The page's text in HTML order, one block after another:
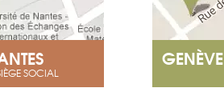
SOCIAL
GENÈVE